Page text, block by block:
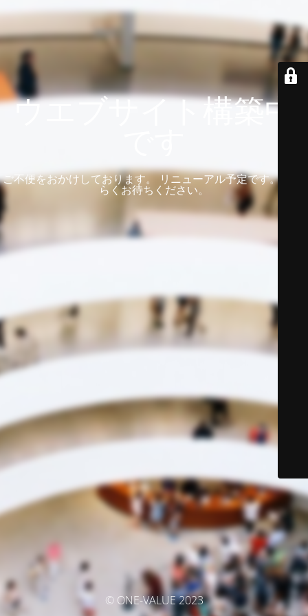
ウエブサイト構築中
ご不便をおかけしております。 リニューアル予定です。 しば
らくお待ちください。
© ONE-VALUE 2023